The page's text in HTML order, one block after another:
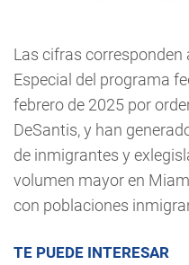
Las cifras corresponden
Especial del programa
febrero de 2025 por
DeSantis, y han
de inmigrantes y
volumen mayor en
con poblaciones
TE PUEDE INTERESAR